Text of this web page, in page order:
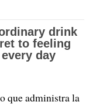
que administra la